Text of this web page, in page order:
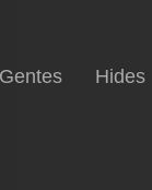
Gentes Hides